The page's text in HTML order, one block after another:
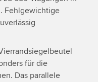
Fehlgewichtige
für die
Das parallele